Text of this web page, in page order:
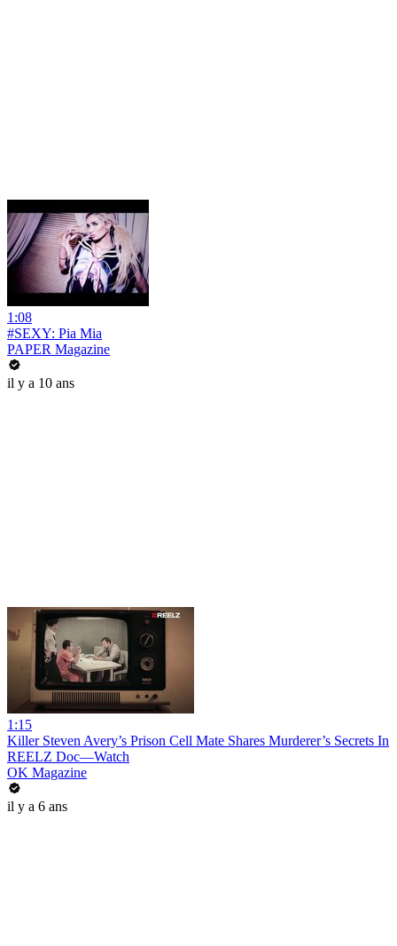
1:08
#SEXY: Pia Mia
PAPER Magazine
il y a 10 ans
1:15
Killer Steven Avery’s Prison Cell Mate Shares Murderer’s Secrets In
REELZ Doc—Watch
OK Magazine
il y a 6 ans